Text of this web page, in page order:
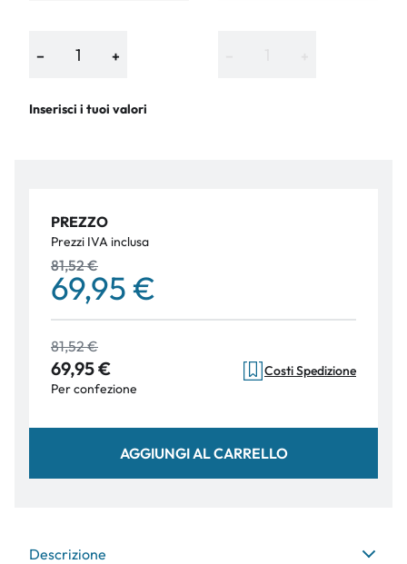
− +
Inserisci i tuoi valori
PREZZO
Prezzi IVA inclusa
81,52 €
69,95 €
81,52 €
69,95 €
Per confezione
Costi Spedizione
AGGIUNGI AL CARRELLO
Descrizione